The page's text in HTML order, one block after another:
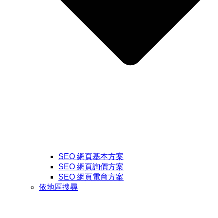
SEO 網頁基本方案
SEO 網頁詢價方案
SEO 網頁電商方案
依地區搜尋